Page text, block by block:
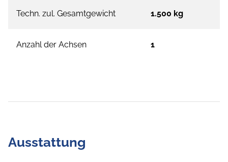
Techn. zul. Gesamtgewicht 1.500 kg
Anzahl der Achsen 1
Ausstattung